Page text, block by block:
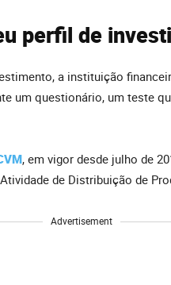
perfil de
a instituição
um questionário, um teste
, em vigor desde julho de
de Distribuição de
Advertisement